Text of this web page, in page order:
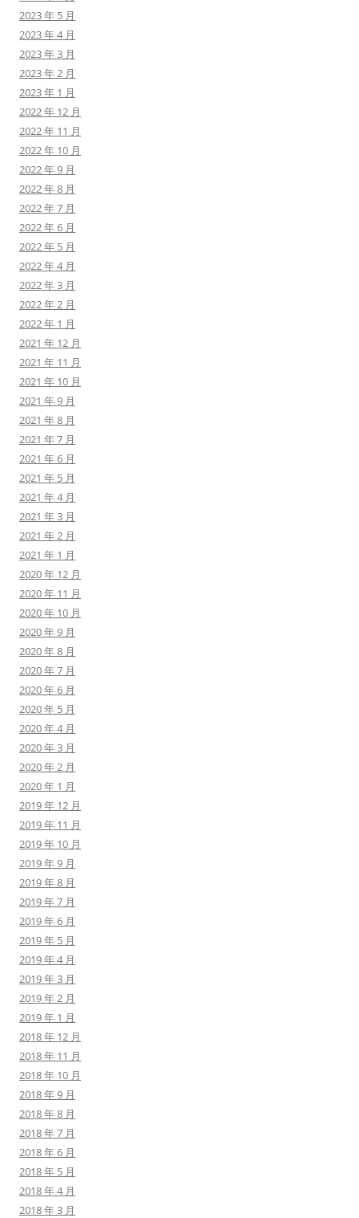
2023 年 5 月
2023 年 4 月
2023 年 3 月
2023 年 2 月
2023 年 1 月
2022 年 12 月
2022 年 11 月
2022 年 10 月
2022 年 9 月
2022 年 8 月
2022 年 7 月
2022 年 6 月
2022 年 5 月
2022 年 4 月
2022 年 3 月
2022 年 2 月
2022 年 1 月
2021 年 12 月
2021 年 11 月
2021 年 10 月
2021 年 9 月
2021 年 8 月
2021 年 7 月
2021 年 6 月
2021 年 5 月
2021 年 4 月
2021 年 3 月
2021 年 2 月
2021 年 1 月
2020 年 12 月
2020 年 11 月
2020 年 10 月
2020 年 9 月
2020 年 8 月
2020 年 7 月
2020 年 6 月
2020 年 5 月
2020 年 4 月
2020 年 3 月
2020 年 2 月
2020 年 1 月
2019 年 12 月
2019 年 11 月
2019 年 10 月
2019 年 9 月
2019 年 8 月
2019 年 7 月
2019 年 6 月
2019 年 5 月
2019 年 4 月
2019 年 3 月
2019 年 2 月
2019 年 1 月
2018 年 12 月
2018 年 11 月
2018 年 10 月
2018 年 9 月
2018 年 8 月
2018 年 7 月
2018 年 6 月
2018 年 5 月
2018 年 4 月
2018 年 3 月